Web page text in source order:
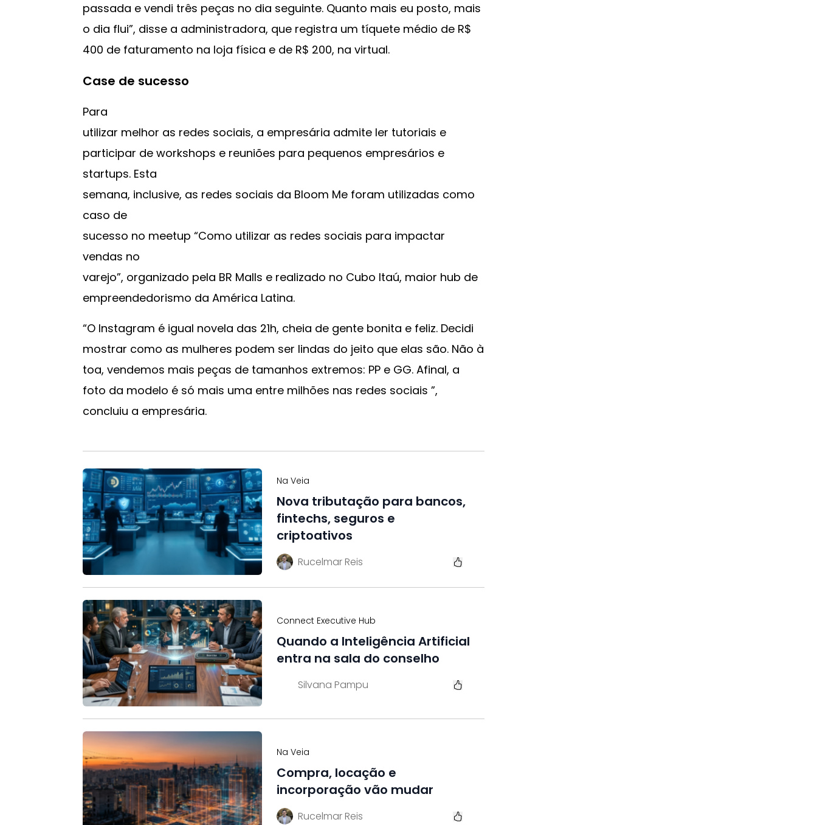
passada e vendi três peças no dia seguinte. Quanto mais eu posto, mais
o dia flui”, disse a administradora, que registra um tíquete médio de R$
400 de faturamento na loja física e de R$ 200, na virtual.
Case de sucesso
Para
utilizar melhor as redes sociais, a empresária admite ler tutoriais e
participar de workshops e reuniões para pequenos empresários e
startups. Esta
semana, inclusive, as redes sociais da Bloom Me foram utilizadas como
caso de
sucesso no meetup “Como utilizar as redes sociais para impactar
vendas no
varejo”, organizado pela BR Malls e realizado no Cubo Itaú, maior hub de
empreendedorismo da América Latina.
“O Instagram é igual novela das 21h, cheia de gente bonita e feliz. Decidi
mostrar como as mulheres podem ser lindas do jeito que elas são. Não à
toa, vendemos mais peças de tamanhos extremos: PP e GG. Afinal, a
foto da modelo é só mais uma entre milhões nas redes sociais ”,
concluiu a empresária.
Na Veia
Nova tributação para bancos,
fintechs, seguros e
criptoativos
Rucelmar Reis
Connect Executive Hub
Quando a Inteligência Artificial
entra na sala do conselho
Silvana Pampu
Na Veia
Compra, locação e
incorporação vão mudar
Rucelmar Reis